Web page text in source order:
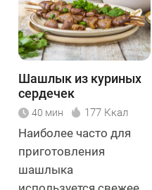
Шашлык из куриных
сердечек
40 мин 177 Ккал
Наиболее часто для
приготовления
шашлыка